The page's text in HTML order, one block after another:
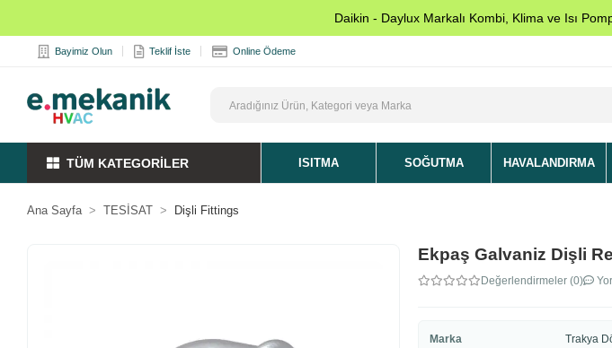
Daikin - Daylux Markalı Kombi, Klima ve Isı
Bayimiz Olun Teklif İste Online Ödeme
TÜM KATEGORİLER ISITMA SOĞUTMA HAVALANDIRMA
Ana Sayfa TESİSAT Dişli Fittings
Ekpaş Galvaniz Dişli
Değerlendirmeler (0)
Marka Trakya